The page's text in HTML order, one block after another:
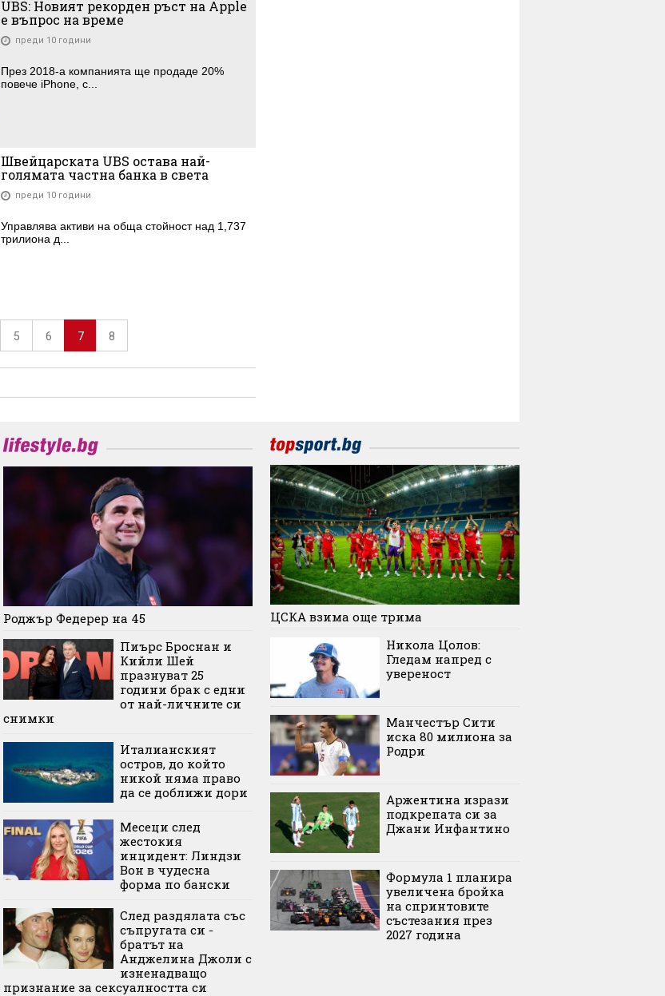
UBS: Новият рекорден ръст на Apple
е въпрос на време
преди 10 години
През 2018-а компанията ще продаде 20%
повече iPhone, с...
Швейцарската UBS остава най-
голямата частна банка в света
преди 10 години
Управлява активи на обща стойност над 1,737
трилиона д...
5 6 7 8
Роджър Федерер на 45
Пиърс Броснан и
Кийли Шей
празнуват 25
години брак с едни
от най-личните си
снимки
Италианският
остров, до който
никой няма право
да се доближи дори
Месеци след
жестокия
инцидент: Линдзи
Вон в чудесна
форма по бански
След раздялата със
съпругата си -
братът на
Анджелина Джоли с
изненадващо
признание за сексуалността си
ЦСКА взима още трима
Никола Цолов:
Гледам напред с
увереност
Манчестър Сити
иска 80 милиона за
Родри
Аржентина изрази
подкрепата си за
Джани Инфантино
Формула 1 планира
увеличена бройка
на спринтовите
състезания през
2027 година